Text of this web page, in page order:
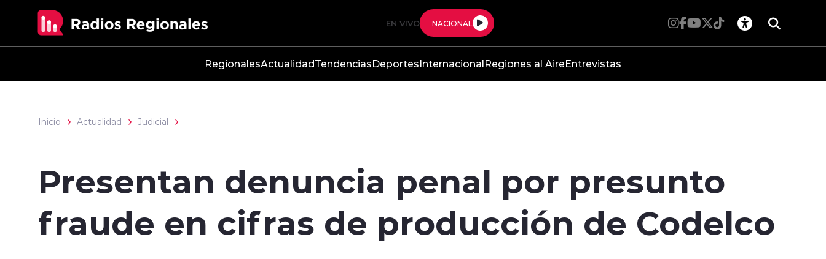
EN VIVO NACIONAL
RegionalesActualidadTendenciasDeportesInternacionalRegiones al AireEntrevistas
Inicio Actualidad Judicial
Presentan denuncia penal por presunto
fraude en cifras de producción de Codelco